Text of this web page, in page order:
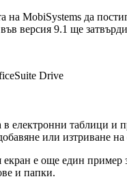
на MobiSystems да
версия 9.1 ще
Drive
електронни таблици и
или изтриване
е още един пример
и папки.